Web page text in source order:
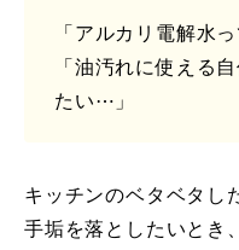
「アルカリ電解水
「油汚れに使える
たい⋯」
キッチンのベタベタし
手垢を落としたいとき